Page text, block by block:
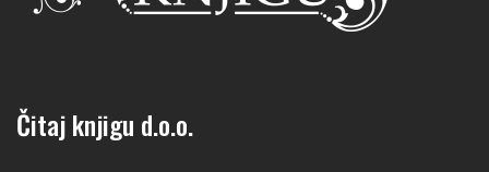
Čitaj knjigu d.o.o.